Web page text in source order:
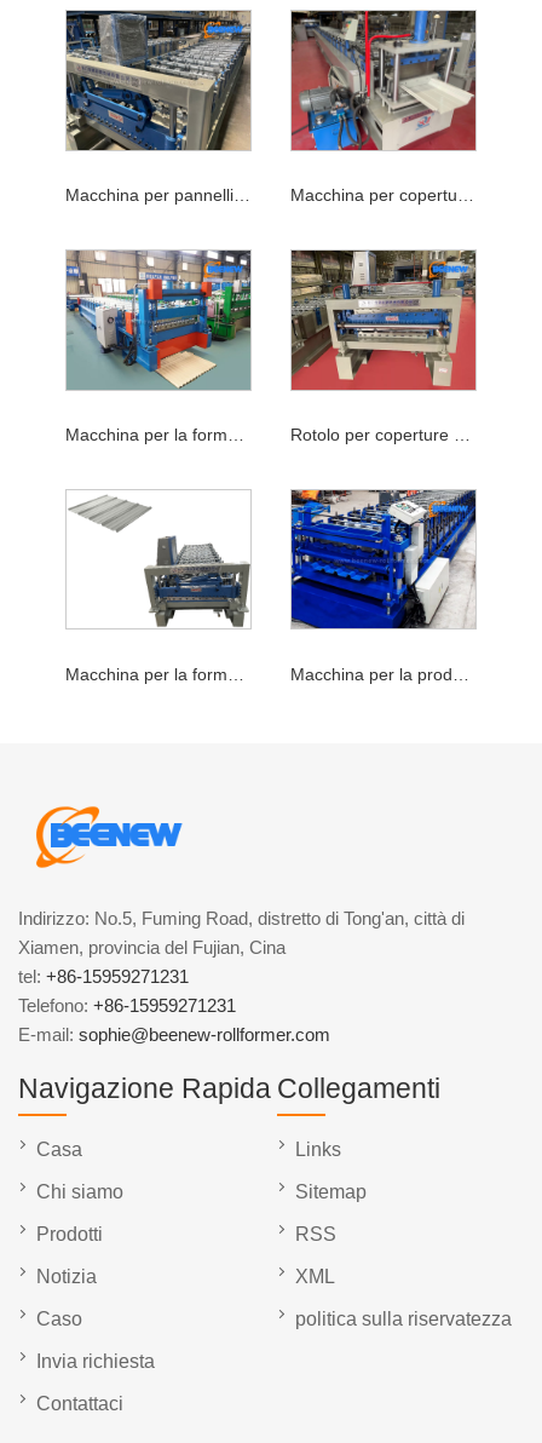
Macchina per pannelli per tetti in metallo
Indirizzo: No.5, Fuming Road, distretto di Tong'an, città di
Xiamen, provincia del Fujian, Cina
tel: +86-15959271231
Telefono: +86-15959271231
E-mail: sophie@beenew-rollformer.com
Navigazione Rapida
Casa
Chi siamo
Prodotti
Notizia
Caso
Invia richiesta
Contattaci
Collegamenti
Links
Sitemap
RSS
XML
politica sulla riservatezza